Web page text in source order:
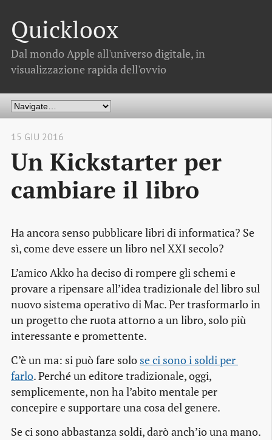
Quickloox
Dal mondo Apple all'universo digitale, in
visualizzazione rapida dell'ovvio
15 GIU 2016
Un Kickstarter per
cambiare il libro
Ha ancora senso pubblicare libri di informatica? Se
sì, come deve essere un libro nel XXI secolo?
L’amico Akko ha deciso di rompere gli schemi e
provare a ripensare all’idea tradizionale del libro sul
nuovo sistema operativo di Mac. Per trasformarlo in
un progetto che ruota attorno a un libro, solo più
interessante e promettente.
C’è un ma: si può fare solo se ci sono i soldi per
farlo. Perché un editore tradizionale, oggi,
semplicemente, non ha l’abito mentale per
concepire e supportare una cosa del genere.
Se ci sono abbastanza soldi, darò anch’io una mano.